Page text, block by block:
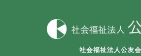
社会福祉法人公友会